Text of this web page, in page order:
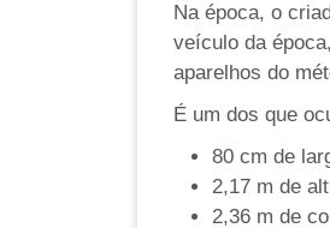
Na época, o
veículo da
aparelhos do
É um dos que
80 cm de
2,17 m de
2,36 m de